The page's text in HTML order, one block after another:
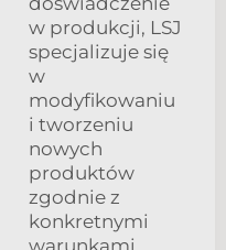
w produkcji, LSJ
specjalizuje się
w
modyfikowaniu
i tworzeniu
nowych
produktów
zgodnie z
konkretnymi
warunkami